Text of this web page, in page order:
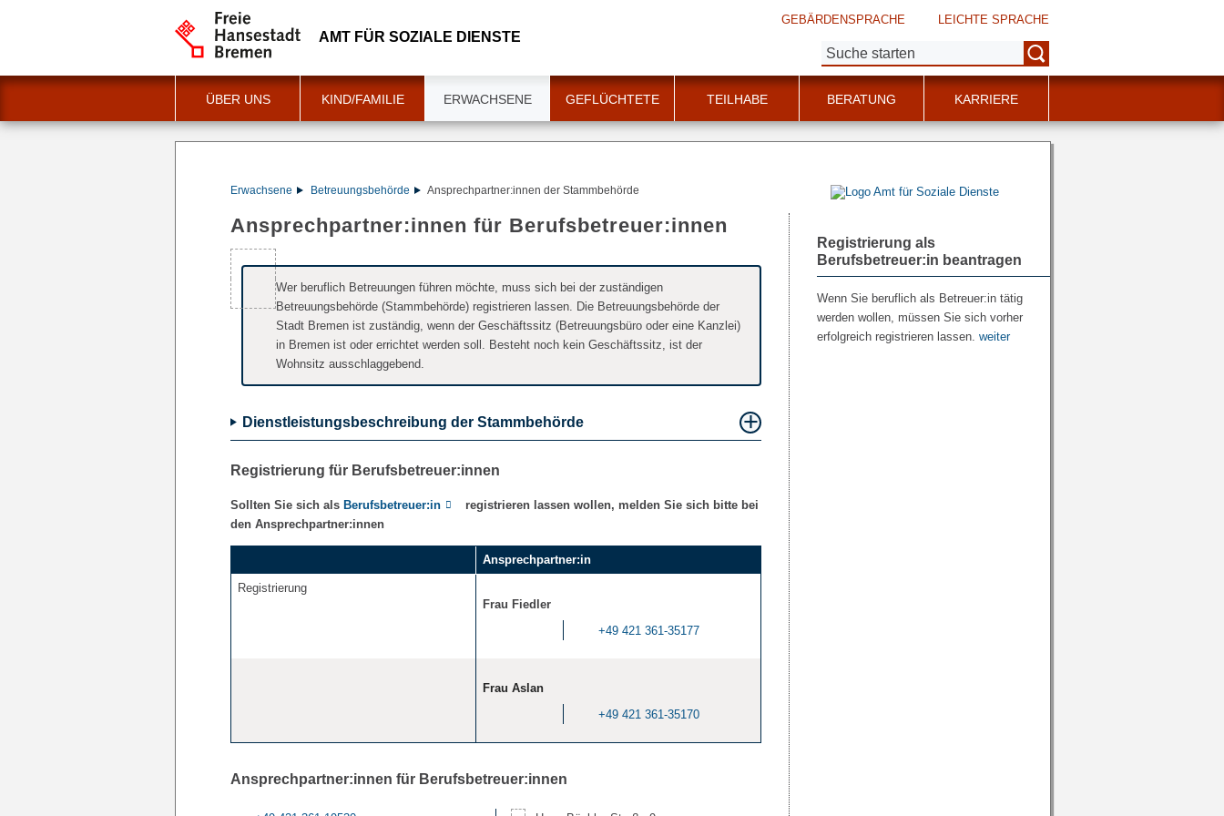
AMT FÜR SOZIALE DIENSTE
GEBÄRDENSPRACHE LEICHTE SPRACHE
Suche:
ÜBER UNS KIND/FAMILIE ERWACHSENE GEFLÜCHTETE TEILHABE BERATUNG KARRIERE
Erwachsene Betreuungsbehörde Ansprechpartner:innen der Stammbehörde
Ansprechpartner:innen für Berufsbetreuer:innen
Wer beruflich Betreuungen führen möchte, muss sich bei der zuständigen
Betreuungsbehörde (Stammbehörde) registrieren lassen. Die Betreuungsbehörde der
Stadt Bremen ist zuständig, wenn der Geschäftssitz (Betreuungsbüro oder eine Kanzlei)
in Bremen ist oder errichtet werden soll. Besteht noch kein Geschäftssitz, ist der
Wohnsitz ausschlaggebend.
Dienstleistungsbeschreibung der Stammbehörde
Registrierung für Berufsbetreuer:innen
Sollten Sie sich als Berufsbetreuer:in
registrieren lassen wollen, melden Sie sich bitte bei
den Ansprechpartner:innen
Ansprechpartner:in
Registrierung
Frau Fiedler
+49 421 361-35177
Frau Aslan
+49 421 361-35170
Ansprechpartner:innen für Berufsbetreuer:innen
Registrierung als
Berufsbetreuer:in beantragen
Wenn Sie beruflich als Betreuer:in tätig
werden wollen, müssen Sie sich vorher
erfolgreich registrieren lassen. weiter